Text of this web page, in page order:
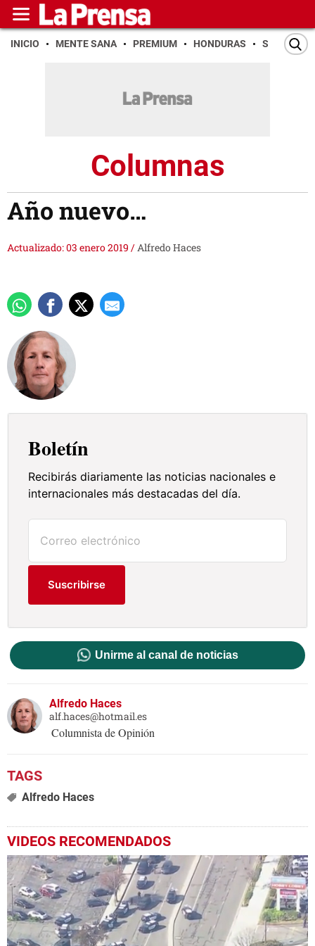
INICIO MENTE SANA PREMIUM HONDURAS SAN PEDRO
Columnas
Año nuevo…
Actualizado: 03 enero 2019 /Alfredo Haces
Boletín
Recibirás diariamente las noticias nacionales e
internacionales más destacadas del día.
Suscribirse
Unirme al canal de noticias
Alfredo Haces
alf.haces@hotmail.es
Columnista de Opinión
Alfredo Haces
VIDEOS RECOMENDADOS